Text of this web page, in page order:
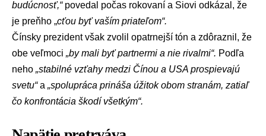
budúcnosť,“povedal počas rokovaní a Siovi odkázal, že
je preňho „cťou byť vaším priateľom“.
Čínsky prezident však zvolil opatrnejší tón a zdôraznil, že
obe veľmoci „by mali byť partnermi a nie rivalmi“. Podľa
neho „stabilné vzťahy medzi Čínou a USA prospievajú
svetu“a „spolupráca prináša úžitok obom stranám, zatiaľ
čo konfrontácia škodí všetkým“.